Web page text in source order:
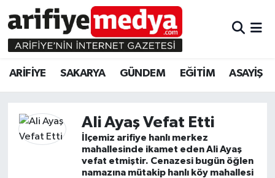
ARİFİYE SAKARYA GÜNDEM EĞİTİM ASAYİŞ
Ali Ayaş Vefat Etti
İlçemiz arifiye hanlı merkez
mahallesinde ikamet eden Ali Ayaş
vefat etmiştir. Cenazesi bugün öğlen
namazına mütakip hanlı köy mahallesi
ARİFİYE
SAKARYA
EĞİTİM
ARİFİYE
GÜNDEM
EKONOMİ
Sakarya Hava Durumu
Sakarya Namaz Vakitleri
Süper Lig Puan Durumu ve Fikstür
Tüm Manşetler